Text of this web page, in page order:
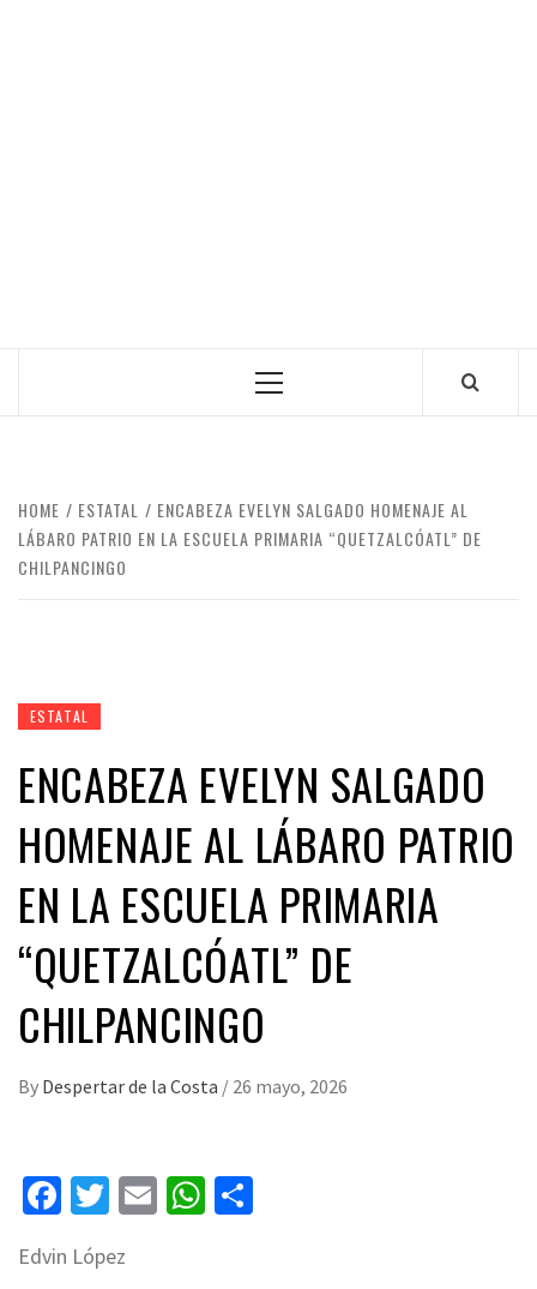
Primary
HOME ESTATAL
ENCABEZA EVELYN SALGADO HOMENAJE AL
LÁBARO PATRIO EN LA ESCUELA PRIMARIA “QUETZALCÓATL” DE
CHILPANCINGO
ESTATAL
ENCABEZA EVELYN SALGADO
HOMENAJE AL LÁBARO PATRIO
EN LA ESCUELA PRIMARIA
“QUETZALCÓATL” DE
CHILPANCINGO
By Despertar de la Costa / 26 mayo, 2026
Facebook
Twitter
EmailWhatsApp
Edvin López